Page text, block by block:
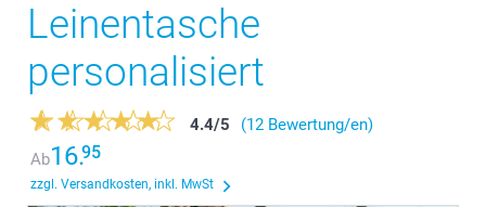
Leinentasche
personalisiert
4.4/5
(12 Bewertung/en)
Ab16.95
zzgl. Versandkosten, inkl. MwSt